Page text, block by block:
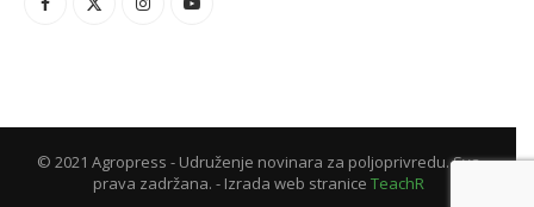
© 2021 Agropress - Udruženje novinara za poljoprivredu. Sva
prava zadržana. - Izrada web stranice TeachR